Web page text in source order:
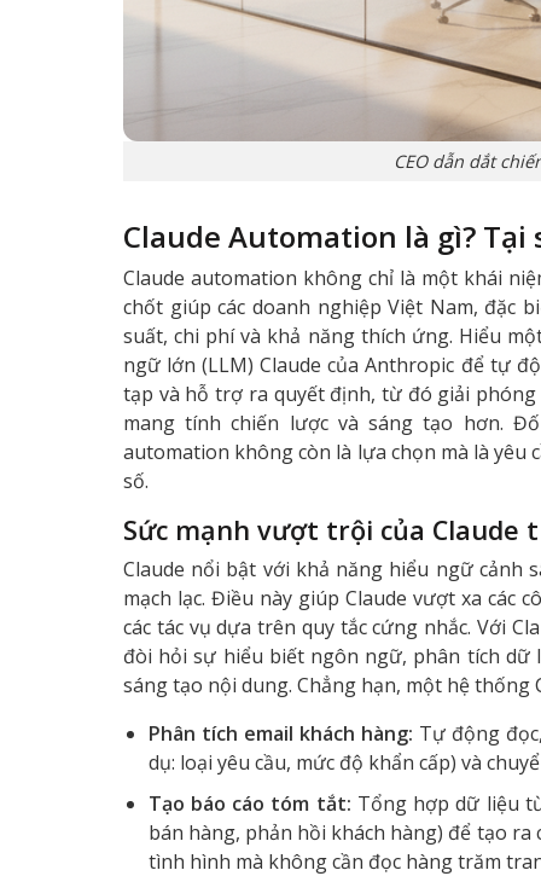
CEO dẫn dắt
Claude Automation là gì? Tại
Claude automation không chỉ là một khái
chốt giúp các doanh nghiệp Việt Nam, đặc
suất, chi phí và khả năng thích ứng. Hiểu
ngữ lớn (LLM) Claude của Anthropic để tự
tạp và hỗ trợ ra quyết định, từ đó giải
mang tính chiến lược và sáng tạo hơn.
automation không còn là lựa chọn mà là
số.
Sức mạnh vượt trội của Claude
Claude nổi bật với khả năng hiểu ngữ cảnh
mạch lạc. Điều này giúp Claude vượt xa các
các tác vụ dựa trên quy tắc cứng nhắc. Với
đòi hỏi sự hiểu biết ngôn ngữ, phân tích
sáng tạo nội dung. Chẳng hạn, một hệ thống
Phân tích email khách hàng: Tự động
dụ: loại yêu cầu, mức độ khẩn cấp) và
Tạo báo cáo tóm tắt: Tổng hợp dữ liệu
bán hàng, phản hồi khách hàng) để tạo
tình hình mà không cần đọc hàng trăm